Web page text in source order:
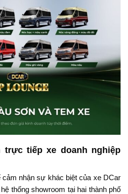
trực tiếp xe doanh nghiệp
nhận sự khác biệt của xe DCar
thống showroom tại hai thành phố